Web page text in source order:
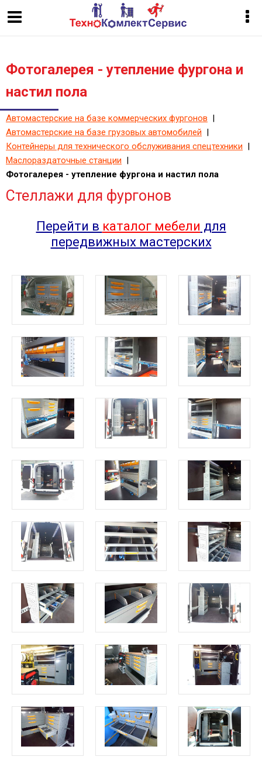
Фотогалерея - утепление фургона и
настил пола
Автомастерские на базе коммерческих фургонов |
Автомастерские на базе грузовых автомобилей |
Контейнеры для технического обслуживания спецтехники |
Маслораздаточные станции |
Фотогалерея - утепление фургона и настил пола
Стеллажи для фургонов
Перейти в каталог мебели для
передвижных мастерских